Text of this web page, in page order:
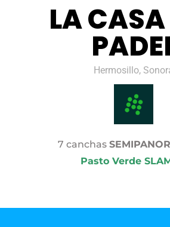
LA CASA
Hermosillo,
7 canchas
Pasto Verde